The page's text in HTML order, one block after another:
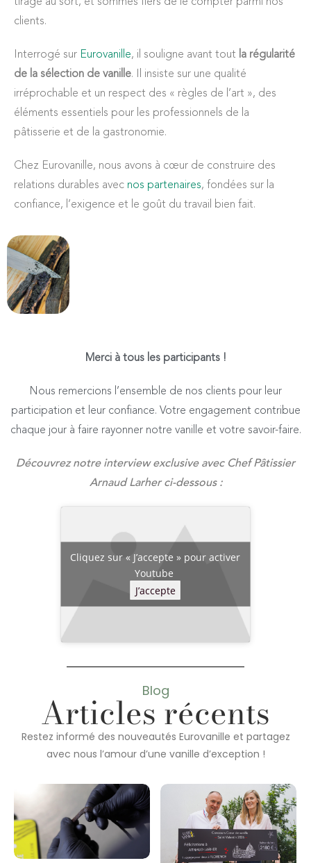
clients.
Interrogé sur Eurovanille, il souligne avant tout la régularité
de la sélection de vanille. Il insiste sur une qualité
irréprochable et un respect des « règles de l’art », des
éléments essentiels pour les professionnels de la
pâtisserie et de la gastronomie.
Chez Eurovanille, nous avons à cœur de construire des
relations durables avec nos partenaires, fondées sur la
confiance, l’exigence et le goût du travail bien fait.
Merci à tous les participants !
Nous remercions l’ensemble de nos clients pour leur
participation et leur confiance. Votre engagement contribue
chaque jour à faire rayonner notre vanille et votre savoir-faire.
Découvrez notre interview exclusive avec Chef Pâtissier
Arnaud Larher ci-dessous :
Cliquez sur « J’accepte » pour activer
Youtube
J’accepte
Blog
Articles récents
Restez informé des nouveautés Eurovanille et partagez
avec nous l’amour d’une vanille d’exception !